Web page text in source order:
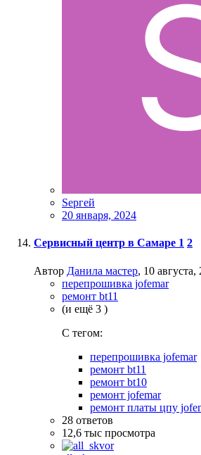
Sергей
20 января, 2024
Сервисный центр в Самаре 1 2
Автор Данила мастер, 10 августа,
перепрошивка jofemar
ремонт bt11
(и ещё 3 )
C тегом:
перепрошивка jofemar
ремонт bt11
ремонт bt10
ремонт jofemar
ремонт платы цпу
28 ответов
12,6 тыс просмотра